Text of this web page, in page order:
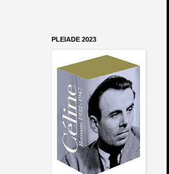
PLEIADE 2023